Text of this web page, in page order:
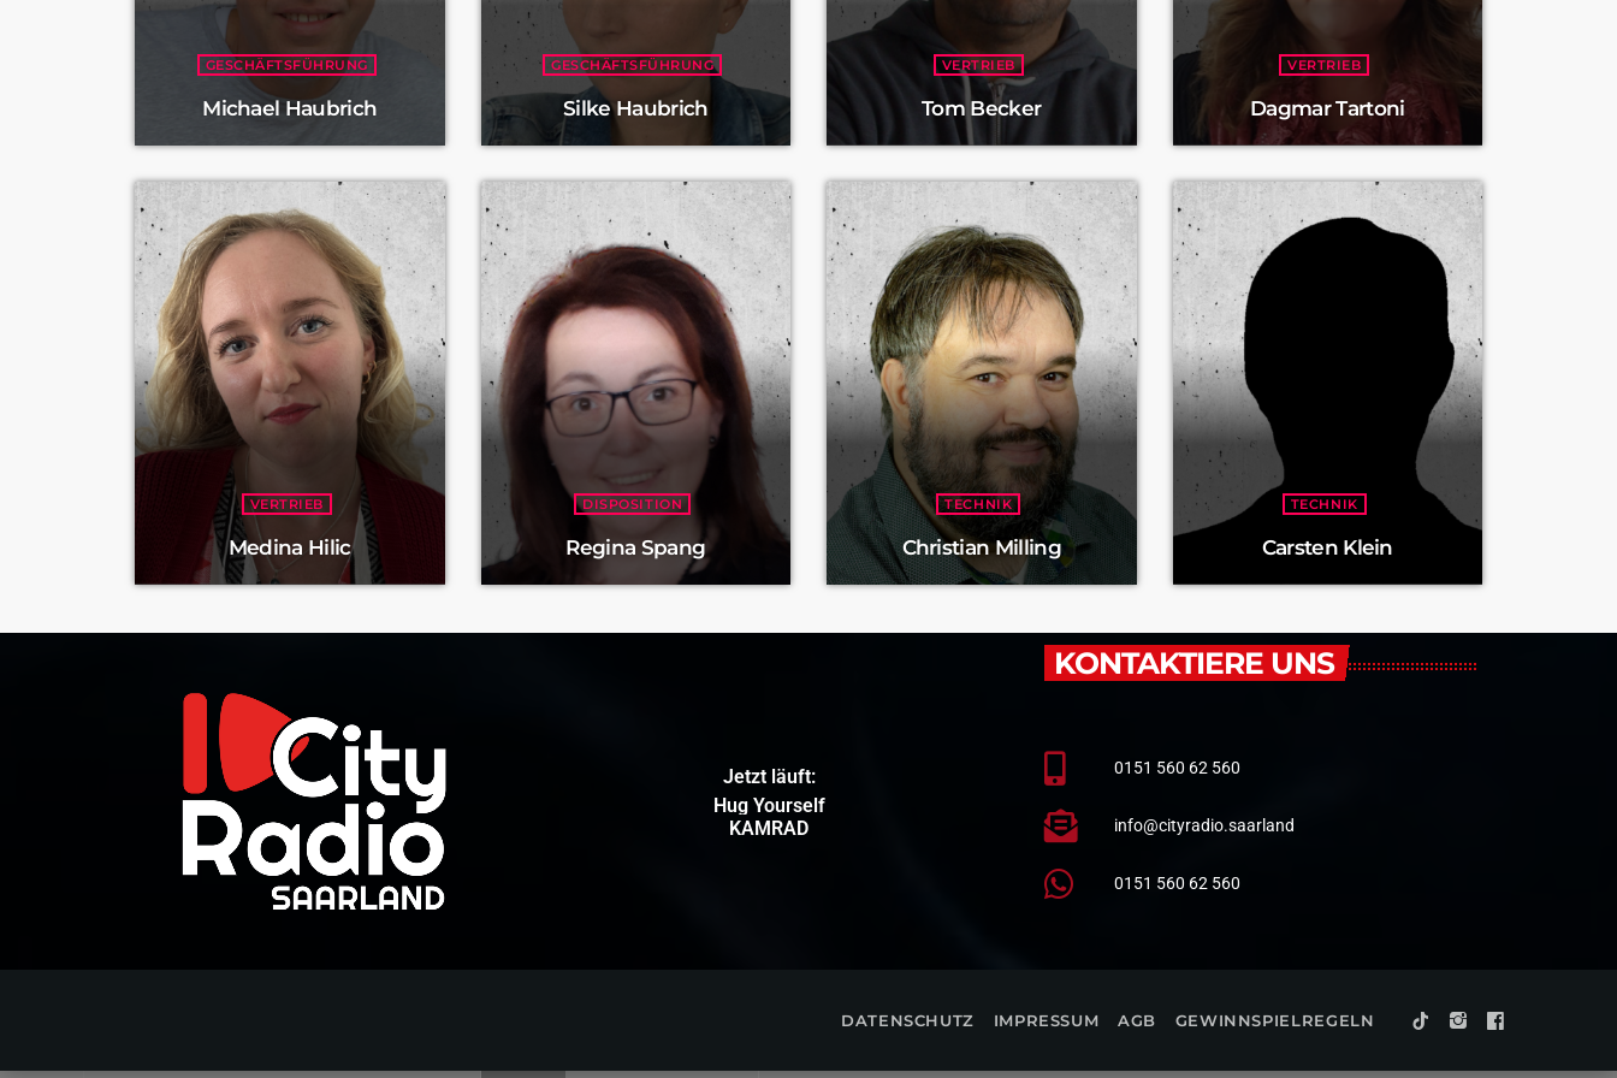
GESCHÄFTSFÜHRUNG
Michael Haubrich
GESCHÄFTSFÜHRUNG
Silke Haubrich
VERTRIEB
Tom Becker
VERTRIEB
Dagmar Tartoni
VERTRIEB
Medina Hilic
DISPOSITION
Regina Spang
TECHNIK
Christian Milling
TECHNIK
Carsten Klein
Jetzt läuft:
Hug Yourself
KAMRAD
KONTAKTIERE UNS
0151 560 62 560
info@cityradio.saarland
0151 560 62 560
DATENSCHUTZ IMPRESSUM AGB GEWINNSPIELREGELN